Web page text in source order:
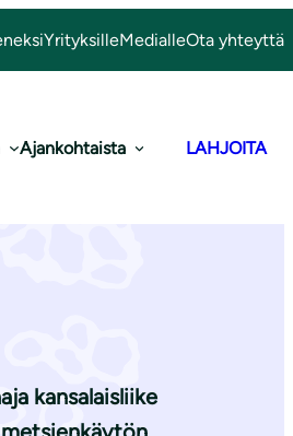
YrityksilleMedialleOta yhteyttä
Ajankohtaista LAHJOITA
kansalaisliike